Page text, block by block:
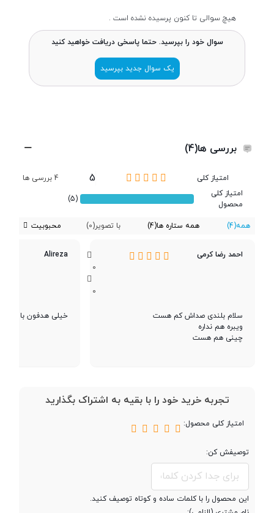
فناوری حذف نویز CVC 8.0
شارژ هدفون
حدودا 2 ساعت
روش شارژ شدن کابل USB نوع C
نوع اتصال بی سیم
رابط بلوتوث
نسخه بلوتوث 5.0
محدوده عملکرد 10 متر
هیچ سوالی تا کنون پرسیده نشده است .
سوال خود را بپرسید. حتما پاسخی دریافت خواهید کنید
یک سوال جدید بپرسید
بررسی ها(4)
امتیاز کلی 5
4 بررسی ها
امتیاز کلی
محصول
(5)
همه(4) همه ستاره ها(4) با تصویر(0) محبوبیت
احمد رضا کرمی
0
0
سلام بلندی صداش کم هست
ویبره هم نداره
چینی هم هست
Alireza
خیلی هدفون با
تجربه خرید خود را با بقیه به اشتراک بگذارید
امتیاز کلی محصول:
توصیفش کن:
این محصول را با کلمات ساده و کوتاه توصیف کنید.